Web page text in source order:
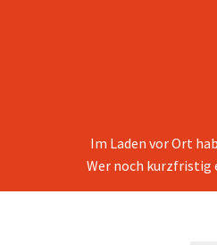
Im Laden vor Ort
Wer noch kurzfristig